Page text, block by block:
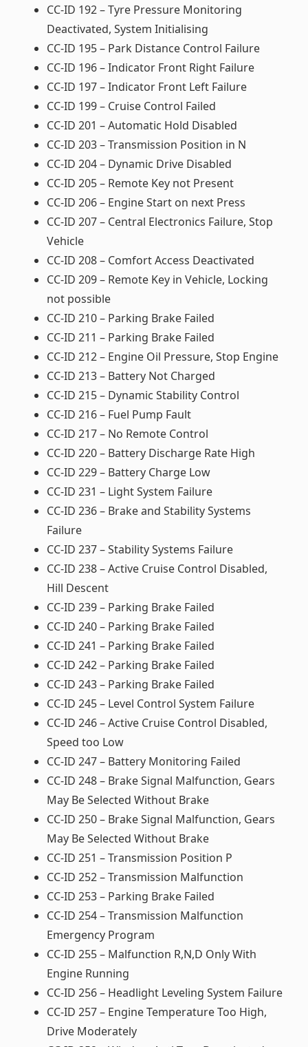
CC-ID 192 – Tyre Pressure Monitoring
Deactivated, System Initialising
CC-ID 195 – Park Distance Control Failure
CC-ID 196 – Indicator Front Right Failure
CC-ID 197 – Indicator Front Left Failure
CC-ID 199 – Cruise Control Failed
CC-ID 201 – Automatic Hold Disabled
CC-ID 203 – Transmission Position in N
CC-ID 204 – Dynamic Drive Disabled
CC-ID 205 – Remote Key not Present
CC-ID 206 – Engine Start on next Press
CC-ID 207 – Central Electronics Failure, Stop
Vehicle
CC-ID 208 – Comfort Access Deactivated
CC-ID 209 – Remote Key in Vehicle, Locking
not possible
CC-ID 210 – Parking Brake Failed
CC-ID 211 – Parking Brake Failed
CC-ID 212 – Engine Oil Pressure, Stop Engine
CC-ID 213 – Battery Not Charged
CC-ID 215 – Dynamic Stability Control
CC-ID 216 – Fuel Pump Fault
CC-ID 217 – No Remote Control
CC-ID 220 – Battery Discharge Rate High
CC-ID 229 – Battery Charge Low
CC-ID 231 – Light System Failure
CC-ID 236 – Brake and Stability Systems
Failure
CC-ID 237 – Stability Systems Failure
CC-ID 238 – Active Cruise Control Disabled,
Hill Descent
CC-ID 239 – Parking Brake Failed
CC-ID 240 – Parking Brake Failed
CC-ID 241 – Parking Brake Failed
CC-ID 242 – Parking Brake Failed
CC-ID 243 – Parking Brake Failed
CC-ID 245 – Level Control System Failure
CC-ID 246 – Active Cruise Control Disabled,
Speed too Low
CC-ID 247 – Battery Monitoring Failed
CC-ID 248 – Brake Signal Malfunction, Gears
May Be Selected Without Brake
CC-ID 250 – Brake Signal Malfunction, Gears
May Be Selected Without Brake
CC-ID 251 – Transmission Position P
CC-ID 252 – Transmission Malfunction
CC-ID 253 – Parking Brake Failed
CC-ID 254 – Transmission Malfunction
Emergency Program
CC-ID 255 – Malfunction R,N,D Only With
Engine Running
CC-ID 256 – Headlight Leveling System Failure
CC-ID 257 – Engine Temperature Too High,
Drive Moderately